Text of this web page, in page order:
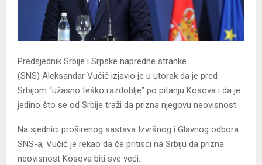
Predsjednik Srbije i Srpske napredne stranke
(SNS) Aleksandar Vučić izjavio je u utorak da je pred
Srbijom “užasno teško razdoblje” po pitanju Kosova i da je
jedino što se od Srbije traži da prizna njegovu neovisnost.
Na sjednici proširenog sastava Izvršnog i Glavnog odbora
SNS-a, Vučić je rekao da će pritisci na Srbiju da prizna
neovisnost Kosova biti sve veći.